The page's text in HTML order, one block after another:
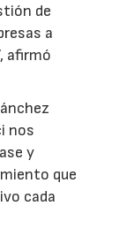
de
a
afirmó
nos
y
que
cada